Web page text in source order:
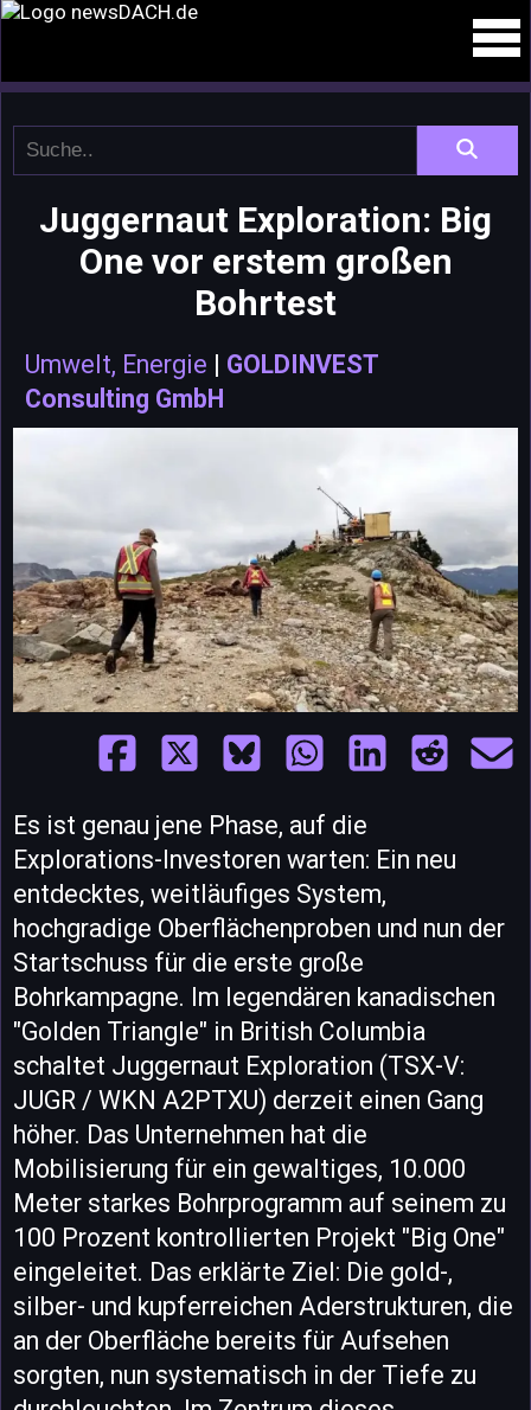
Juggernaut Exploration: Big
One vor erstem großen
Bohrtest
Umwelt, Energie | GOLDINVEST
Consulting GmbH
Es ist genau jene Phase, auf die
Explorations-Investoren warten: Ein neu
entdecktes, weitläufiges System,
hochgradige Oberflächenproben und nun der
Startschuss für die erste große
Bohrkampagne. Im legendären kanadischen
"Golden Triangle" in British Columbia
schaltet Juggernaut Exploration (TSX-V:
JUGR / WKN A2PTXU) derzeit einen Gang
höher. Das Unternehmen hat die
Mobilisierung für ein gewaltiges, 10.000
Meter starkes Bohrprogramm auf seinem zu
100 Prozent kontrollierten Projekt "Big One"
eingeleitet. Das erklärte Ziel: Die gold-,
silber- und kupferreichen Aderstrukturen, die
an der Oberfläche bereits für Aufsehen
sorgten, nun systematisch in der Tiefe zu